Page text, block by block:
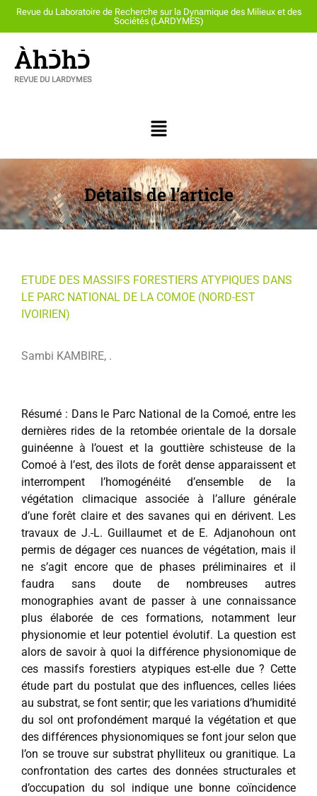
Revue du Laboratoire de Recherche sur la Dynamique des Milieux et des
Sociétés (LARDYMES)
Àhכֿhכֿ
REVUE DU LARDYMES
Détails de l’article
ETUDE DES MASSIFS FORESTIERS ATYPIQUES DANS
LE PARC NATIONAL DE LA COMOE (NORD-EST
IVOIRIEN)
Sambi KAMBIRE, .
Résumé : Dans le Parc National de la Comoé, entre les
dernières rides de la retombée orientale de la dorsale
guinéenne à l’ouest et la gouttière schisteuse de la
Comoé à l’est, des îlots de forêt dense apparaissent et
interrompent l’homogénéité d’ensemble de la
végétation climacique associée à l’allure générale
d’une forêt claire et des savanes qui en dérivent. Les
travaux de J.-L. Guillaumet et de E. Adjanohoun ont
permis de dégager ces nuances de végétation, mais il
ne s’agit encore que de phases préliminaires et il
faudra sans doute de nombreuses autres
monographies avant de passer à une connaissance
plus élaborée de ces formations, notamment leur
physionomie et leur potentiel évolutif. La question est
alors de savoir à quoi la différence physionomique de
ces massifs forestiers atypiques est-elle due ? Cette
étude part du postulat que des influences, celles liées
au substrat, se font sentir; que les variations d’humidité
du sol ont profondément marqué la végétation et que
des différences physionomiques se font jour selon que
l’on se trouve sur substrat phylliteux ou granitique. La
confrontation des cartes des données structurales et
d’occupation du sol indique une bonne coïncidence